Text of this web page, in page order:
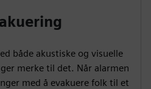
både akustiske og visuelle
merke til det. Når alarmen
med å evakuere folk til et